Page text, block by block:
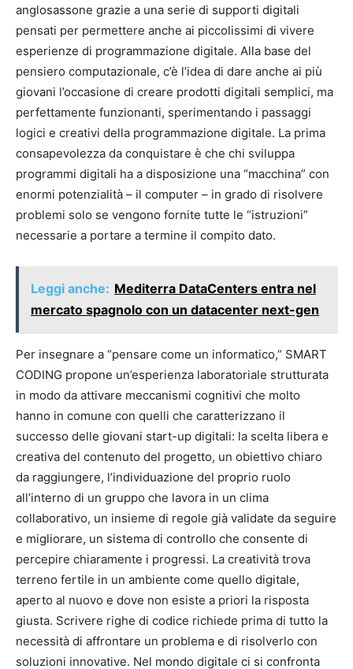
anglosassone grazie a una serie di supporti digitali
pensati per permettere anche ai piccolissimi di vivere
esperienze di programmazione digitale. Alla base del
pensiero computazionale, c’è l’idea di dare anche ai più
giovani l’occasione di creare prodotti digitali semplici, ma
perfettamente funzionanti, sperimentando i passaggi
logici e creativi della programmazione digitale. La prima
consapevolezza da conquistare è che chi sviluppa
programmi digitali ha a disposizione una “macchina” con
enormi potenzialità – il computer – in grado di risolvere
problemi solo se vengono fornite tutte le “istruzioni”
necessarie a portare a termine il compito dato.
Leggi anche: Mediterra DataCenters entra nel
mercato spagnolo con un datacenter next-gen
Per insegnare a “pensare come un informatico,” SMART
CODING propone un’esperienza laboratoriale strutturata
in modo da attivare meccanismi cognitivi che molto
hanno in comune con quelli che caratterizzano il
successo delle giovani start-up digitali: la scelta libera e
creativa del contenuto del progetto, un obiettivo chiaro
da raggiungere, l’individuazione del proprio ruolo
all’interno di un gruppo che lavora in un clima
collaborativo, un insieme di regole già validate da seguire
e migliorare, un sistema di controllo che consente di
percepire chiaramente i progressi. La creatività trova
terreno fertile in un ambiente come quello digitale,
aperto al nuovo e dove non esiste a priori la risposta
giusta. Scrivere righe di codice richiede prima di tutto la
necessità di affrontare un problema e di risolverlo con
soluzioni innovative. Nel mondo digitale ci si confronta